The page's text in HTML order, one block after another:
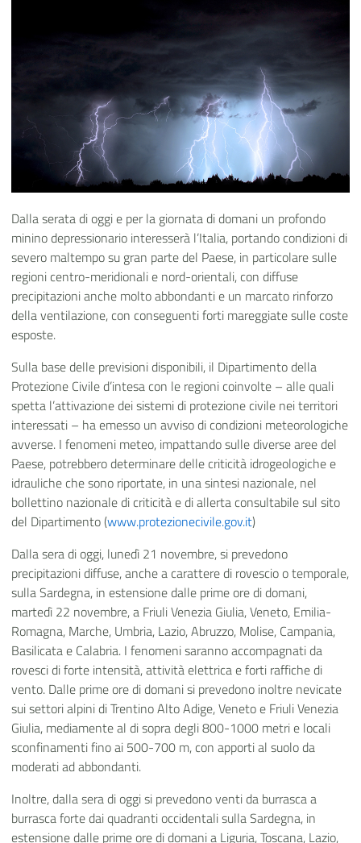
Dalla serata di oggi e per la giornata di domani un profondo
minino depressionario interesserà l’Italia, portando condizioni di
severo maltempo su gran parte del Paese, in particolare sulle
regioni centro-meridionali e nord-orientali, con diffuse
precipitazioni anche molto abbondanti e un marcato rinforzo
della ventilazione, con conseguenti forti mareggiate sulle coste
esposte.
Sulla base delle previsioni disponibili, il Dipartimento della
Protezione Civile d’intesa con le regioni coinvolte – alle quali
spetta l’attivazione dei sistemi di protezione civile nei territori
interessati – ha emesso un avviso di condizioni meteorologiche
avverse. I fenomeni meteo, impattando sulle diverse aree del
Paese, potrebbero determinare delle criticità idrogeologiche e
idrauliche che sono riportate, in una sintesi nazionale, nel
bollettino nazionale di criticità e di allerta consultabile sul sito
del Dipartimento (www.protezionecivile.gov.it)
Dalla sera di oggi, lunedì 21 novembre, si prevedono
precipitazioni diffuse, anche a carattere di rovescio o temporale,
sulla Sardegna, in estensione dalle prime ore di domani,
martedì 22 novembre, a Friuli Venezia Giulia, Veneto, Emilia-
Romagna, Marche, Umbria, Lazio, Abruzzo, Molise, Campania,
Basilicata e Calabria. I fenomeni saranno accompagnati da
rovesci di forte intensità, attività elettrica e forti raffiche di
vento. Dalle prime ore di domani si prevedono inoltre nevicate
sui settori alpini di Trentino Alto Adige, Veneto e Friuli Venezia
Giulia, mediamente al di sopra degli 800-1000 metri e locali
sconfinamenti fino ai 500-700 m, con apporti al suolo da
moderati ad abbondanti.
Inoltre, dalla sera di oggi si prevedono venti da burrasca a
burrasca forte dai quadranti occidentali sulla Sardegna, in
estensione dalle prime ore di domani a Liguria, Toscana, Lazio,